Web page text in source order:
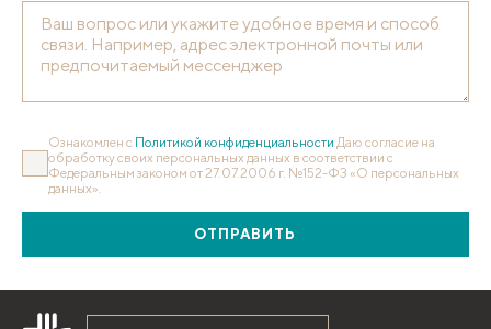
Ознакомлен с Политикой конфиденциальности Даю согласие на
обработку своих персональных данных в соответствии с
Федеральным законом от 27.07.2006 г. №152-ФЗ «О персональных
данных».
ОТПРАВИТЬ